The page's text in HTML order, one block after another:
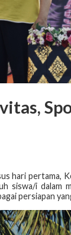
hari pertama,
siswa/i dalam
persiapan